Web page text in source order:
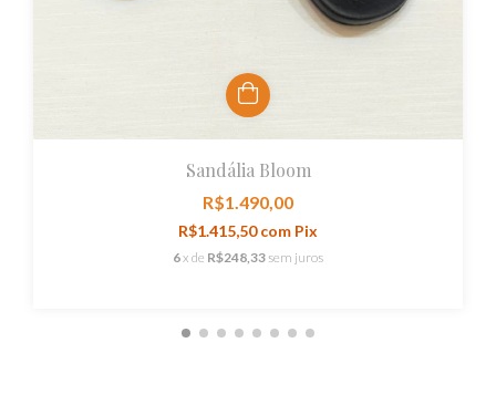
Sandália Bloom
R$1.490,00
R$1.415,50com Pix
6x de R$248,33 sem juros